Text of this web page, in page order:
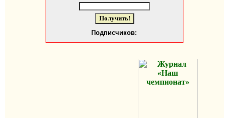
Подписчиков: